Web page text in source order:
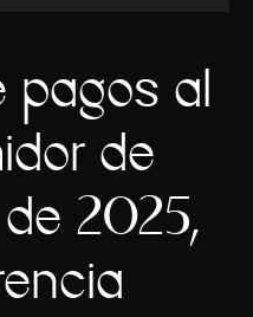
pagos al
de
2025,